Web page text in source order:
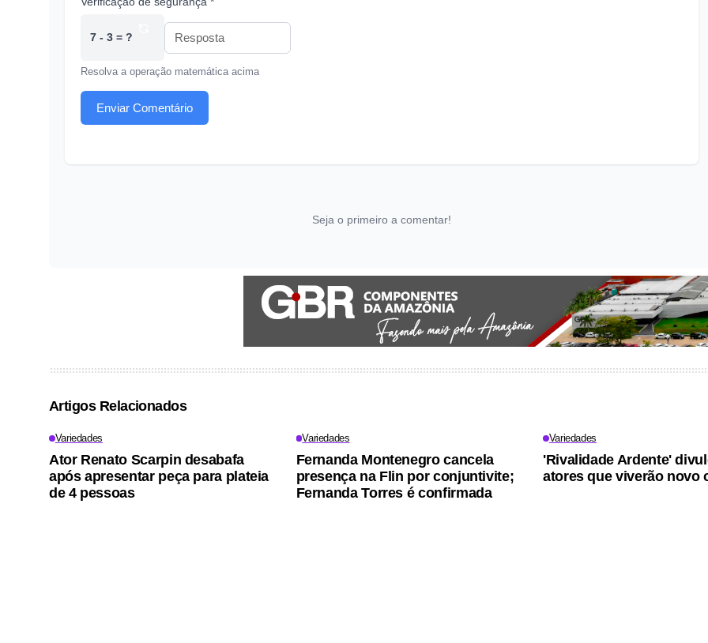
7 - 3 = ?
Resolva a operação matemática acima
Enviar Comentário
Seja o primeiro a comentar!
Artigos Relacionados
Variedades
Ator Renato Scarpin desabafa
após apresentar peça para plateia
de 4 pessoas
Variedades
Fernanda Montenegro cancela
presença na Flin por conjuntivite;
Fernanda Torres é confirmada
Variedades
'Rivalidade Ardente'
atores que viverão novo